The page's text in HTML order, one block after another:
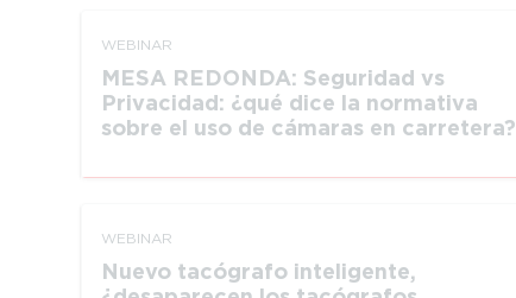
WEBINAR
MESA REDONDA: Seguridad vs
Privacidad: ¿qué dice la normativa
sobre el uso de cámaras en carretera?
WEBINAR
Nuevo tacógrafo inteligente,